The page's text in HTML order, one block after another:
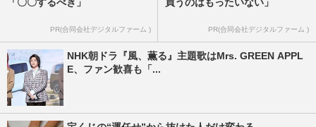
「〇〇するべき」
PR(合同会社デジタルファーム )
買うのはもったいない」
PR(合同会社デジタルファーム )
NHK朝ドラ『風、薫る』主題歌はMrs. GREEN APPL
E、ファン歓喜も「...